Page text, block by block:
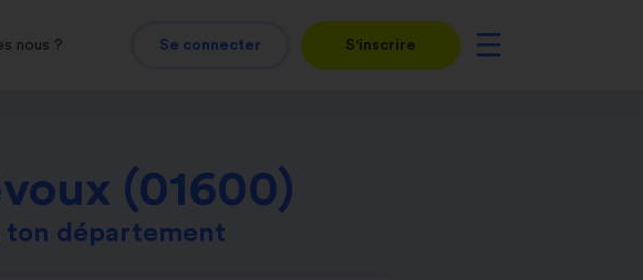
nous ? Se connecter S'inscrire
(01600)
ton département